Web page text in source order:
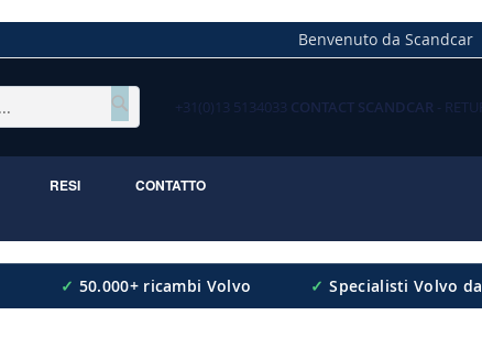
Benvenuto da Scandcar
Cerca
+31(0)13 5134033 CONTACT SCANDCAR -
RESI CONTATTO
✓ 50.000+ ricambi Volvo ✓ Specialisti Volvo